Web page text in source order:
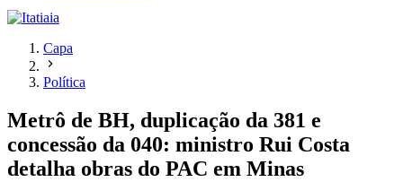
Capa
Política
Metrô de BH, duplicação da 381 e
concessão da 040: ministro Rui Costa
detalha obras do PAC em Minas